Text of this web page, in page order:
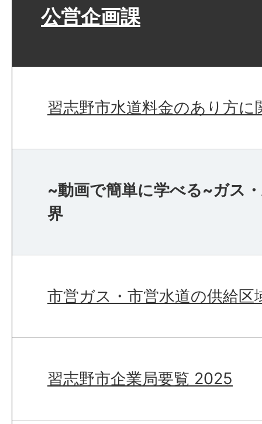
公営企画課
習志野市水道料金のあり方に
~動画で簡単に学べる~ガス
界
市営ガス・市営水道の供給区
習志野市企業局要覧 2025